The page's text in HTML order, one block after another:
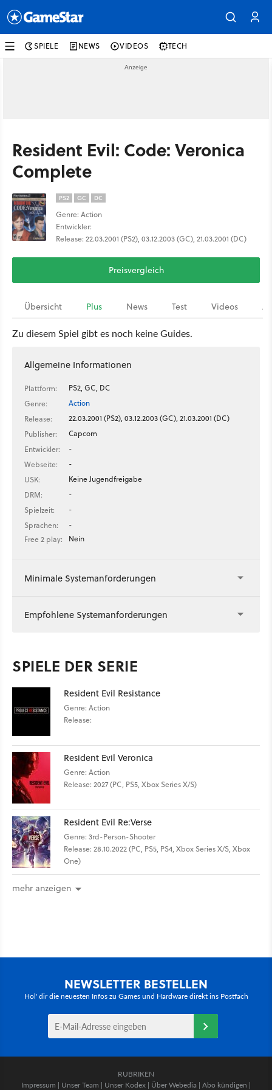
SPIELE NEWS VIDEOS TECH
Resident Evil: Code: Veronica
Complete
PS2 GC DC
Genre: Action
Entwickler:
Release: 22.03.2001 (PS2), 03.12.2003 (GC), 21.03.2001 (DC)
Preisvergleich
Übersicht Plus News Test Videos
Zu diesem Spiel gibt es noch keine Guides.
Allgemeine Informationen
Plattform:
PS2, GC, DC
Genre:
Action
Release:
22.03.2001 (PS2), 03.12.2003 (GC), 21.03.2001 (DC)
Publisher:
Capcom
Entwickler:
-
Webseite:
-
USK:
Keine Jugendfreigabe
DRM:
-
Spielzeit:
-
Sprachen:
-
Free 2 play:
Nein
Minimale Systemanforderungen
Empfohlene Systemanforderungen
SPIELE DER SERIE
Resident Evil Resistance
Genre: Action
Release:
Resident Evil Veronica
Genre: Action
Release: 2027 (PC, PS5, Xbox Series X/S)
Resident Evil Re:Verse
Genre: 3rd-Person-Shooter
Release: 28.10.2022 (PC, PS5, PS4, Xbox Series X/S, Xbox
One)
mehr anzeigen
NEWSLETTER BESTELLEN
Hol' dir die neuesten Infos zu Games und Hardware direkt ins Postfach
RUBRIKEN
Impressum | Unser Team | Unser Kodex | Über Webedia | Abo kündigen |